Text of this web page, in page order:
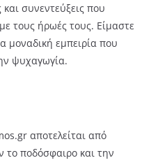
συνεντεύξεις που
τους ήρωές τους. Είμαστε
μοναδική εμπειρία που
ψυχαγωγία.
αποτελείται από
ποδόσφαιρο και την